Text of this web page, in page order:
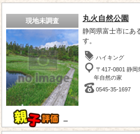
現地未調査
－
丸火自然公園
静岡県富士市にあ
す。
ハイキング
〒417-0801 静岡
年自然の家
0545-35-1697